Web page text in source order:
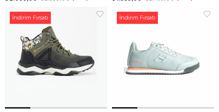
İndirim Fırsatı İndirim Fırsatı